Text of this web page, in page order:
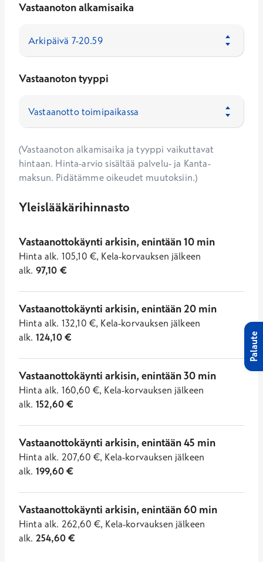
Vastaanoton alkamisaika
Vastaanoton tyyppi
(Vastaanoton alkamisaika ja tyyppi vaikuttavat
hintaan. Hinta-arvio sisältää palvelu- ja Kanta-
maksun. Pidätämme oikeudet muutoksiin.)
Yleislääkärihinnasto
Vastaanottokäynti arkisin, enintään 10 min
Hinta alk. 105,10 €, Kela-korvauksen jälkeen
alk. 97,10 €
Vastaanottokäynti arkisin, enintään 20 min
Hinta alk. 132,10 €, Kela-korvauksen jälkeen
alk. 124,10€
Vastaanottokäynti arkisin, enintään 30 min
Hinta alk. 160,60 €, Kela-korvauksen jälkeen
alk. 152,60€
Vastaanottokäynti arkisin, enintään 45 min
Hinta alk. 207,60 €, Kela-korvauksen jälkeen
alk. 199,60€
Vastaanottokäynti arkisin, enintään 60 min
Hinta alk. 262,60 €, Kela-korvauksen jälkeen
alk. 254,60€
Palaute